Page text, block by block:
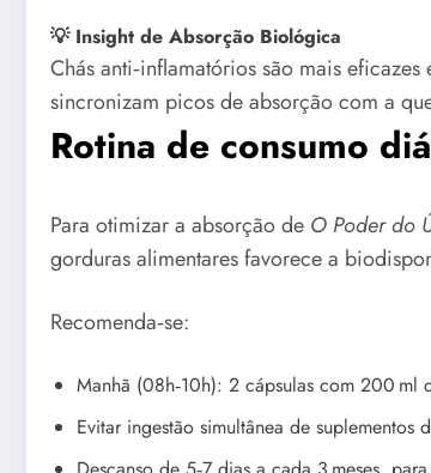
💡 Insight de Absorção Biológica
Chás anti‑inflamatórios são mais
sincronizam picos de absorção com a
Rotina de consumo
Para otimizar a absorção de O Poder do
gorduras alimentares favorece a
Recomenda‑se:
Manhã (08h‑10h): 2 cápsulas com 200 ml
Evitar ingestão simultânea de